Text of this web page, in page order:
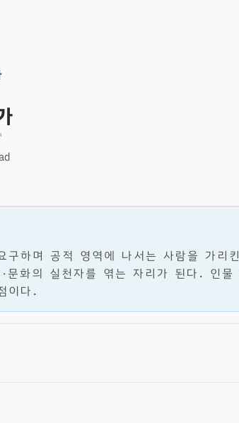
구하며 공적 영역에 나서는 사람을 가리
문화의 실천자를 엮는 자리가 된다. 인물
이다.